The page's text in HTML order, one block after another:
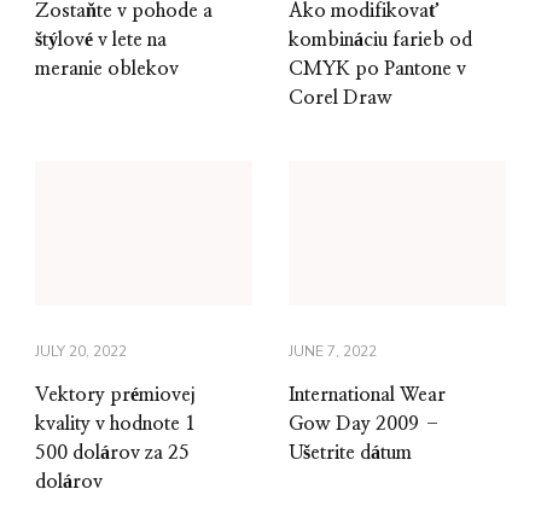
Zostaňte v pohode a
štýlové v lete na
meranie oblekov
Ako modifikovať
kombináciu farieb od
CMYK po Pantone v
Corel Draw
JULY 20, 2022
Vektory prémiovej
kvality v hodnote 1
500 dolárov za 25
dolárov
JUNE 7, 2022
International Wear
Gow Day 2009 –
Ušetrite dátum